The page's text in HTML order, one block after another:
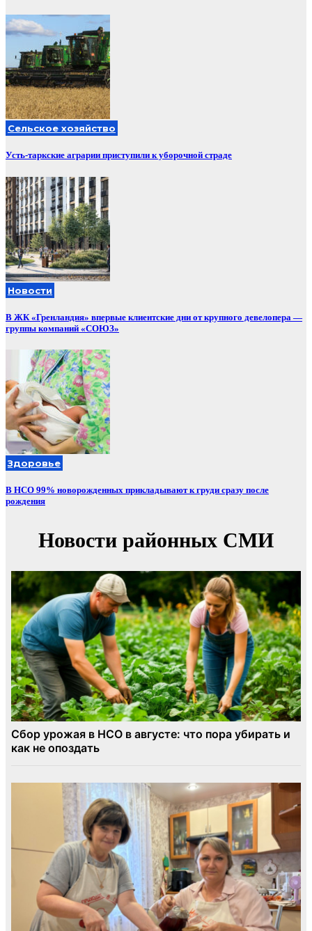
Сельское хозяйство
Усть-таркские аграрии приступили к уборочной страде
Новости
В ЖК «Гренландия» впервые клиентские дни от крупного девелопера —
группы компаний «СОЮЗ»
Здоровье
В НСО 99% новорожденных прикладывают к груди сразу после
рождения